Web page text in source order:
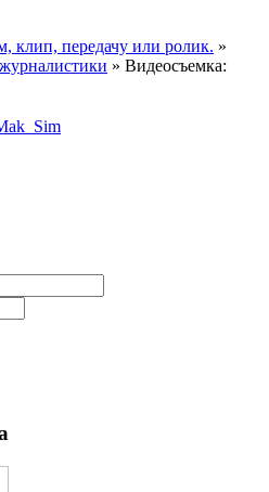
клип, передачу или ролик. »
» Видеосъемка: